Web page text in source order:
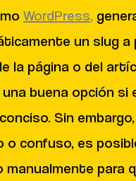
WordPress,
un slug a
la página o del
una buena opción
Sin
o confuso, es
manualmente para